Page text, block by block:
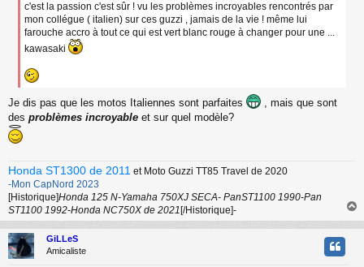
c'est la passion c'est sûr ! vu les problèmes incroyables rencontrés par
mon collégue ( italien) sur ces guzzi , jamais de la vie ! même lui
farouche accro à tout ce qui est vert blanc rouge à changer pour une ...
kawasaki
Je dis pas que les motos Italiennes sont parfaites
, mais que sont
des problèmes incroyable et sur quel modèle?
Honda ST1300 de 2011 et Moto Guzzi TT85 Travel de 2020
-Mon CapNord 2023
[Historique]Honda 125 N-Yamaha 750XJ SECA- PanST1100 1990-Pan
ST1100 1992-Honda NC750X de 2021[/Historique]-
a
u
GiLLeS
Amicaliste